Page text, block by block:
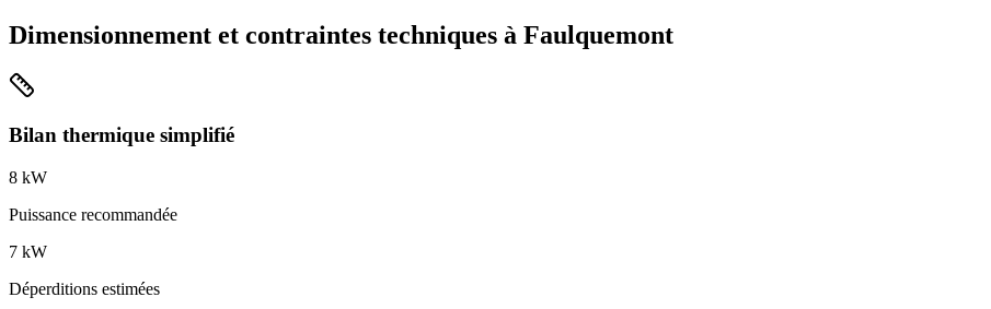
Dimensionnement et contraintes techniques à Faulquemont
Bilan thermique simplifié
8 kW
Puissance recommandée
7 kW
Déperditions estimées